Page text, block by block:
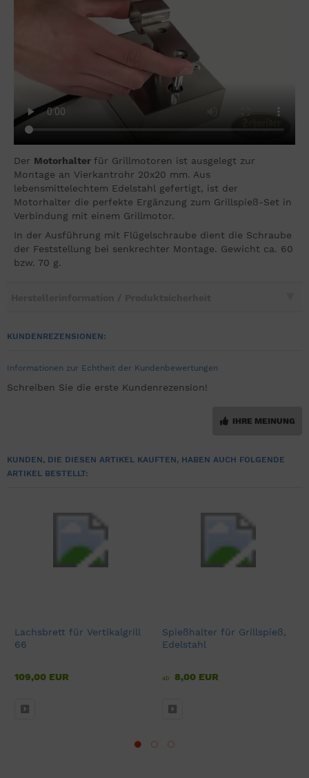
Der Motorhalter für Grillmotoren ist ausgelegt zur
Montage an Vierkantrohr 20x20 mm. Aus
lebensmittelechtem Edelstahl gefertigt, ist der
Motorhalter die perfekte Ergänzung zum Grillspieß-Set in
Verbindung mit einem Grillmotor.
In der Ausführung mit Flügelschraube dient die Schraube
der Feststellung bei senkrechter Montage. Gewicht ca. 60
bzw. 70 g.
KUNDENREZENSIONEN:
Informationen zur Echtheit der Kundenbewertungen
Schreiben Sie die erste Kundenrezension!
IHRE MEINUNG
KUNDEN, DIE DIESEN ARTIKEL KAUFTEN, HABEN AUCH FOLGENDE
ARTIKEL BESTELLT:
Lachsbrett für Vertikalgrill
66
109,00 EUR
Spießhalter für Grillspieß,
Edelstahl
ab 8,00 EUR